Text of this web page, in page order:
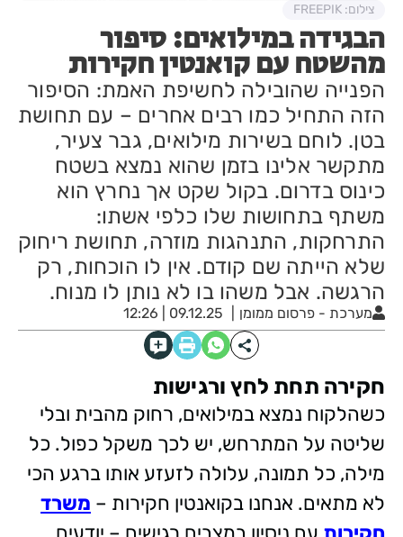
הבגידה במילואים: סיפור
מהשטח עם קואנטין חקירות
הפנייה שהובילה לחשיפת האמת: הסיפור
הזה התחיל כמו רבים אחרים – עם תחושת
בטן. לוחם בשירות מילואים, גבר צעיר,
מתקשר אלינו בזמן שהוא נמצא בשטח
כינוס בדרום. בקול שקט אך נחרץ הוא
משתף בתחושות שלו כלפי אשתו:
התרחקות, התנהגות מוזרה, תחושת ריחוק
שלא הייתה שם קודם. אין לו הוכחות, רק
הרגשה. אבל משהו בו לא נותן לו מנוח.
מערכת - פרסום ממומן 09.12.25 | 12:26
צילום: FREEPIK
חקירה תחת לחץ ורגישות
כשהלקוח נמצא במילואים, רחוק מהבית ובלי
שליטה על המתרחש, יש לכך משקל כפול. כל
מילה, כל תמונה, עלולה לזעזע אותו ברגע הכי
לא מתאים. אנחנו בקואנטין חקירות – משרד